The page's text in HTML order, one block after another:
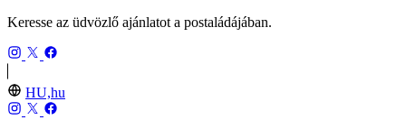
Keresse az üdvözlő ajánlatot a postaládájában.
HU,hu